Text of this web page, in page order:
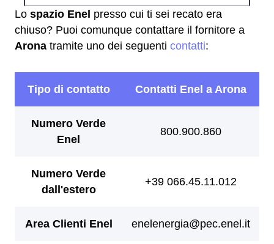
Lo spazio Enel presso cui ti sei recato era
chiuso? Puoi comunque contattare il fornitore a
Arona tramite uno dei seguenti contatti: